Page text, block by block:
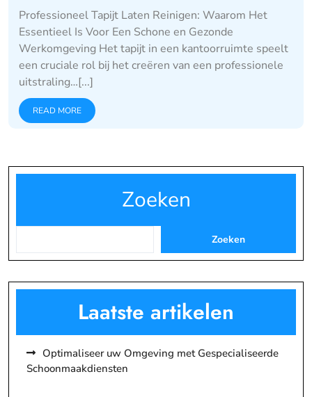
Professioneel Tapijt Laten Reinigen: Waarom Het
Essentieel Is Voor Een Schone en Gezonde
Werkomgeving Het tapijt in een kantoorruimte speelt
een cruciale rol bij het creëren van een professionele
uitstraling…[...]
READ MORE
Zoeken
Zoeken
Laatste artikelen
Optimaliseer uw Omgeving met Gespecialiseerde
Schoonmaakdiensten